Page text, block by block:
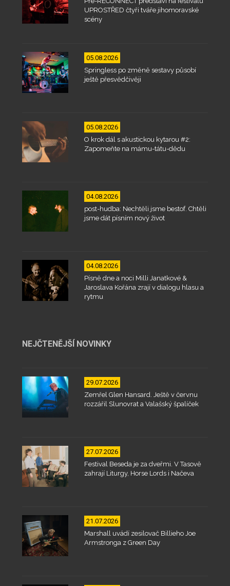
UPROSTŘED čtyři tváře jihomoravské
scény
05.08.2026
Springless po změně sestavy působí
ještě přesvědčivěji
05.08.2026
O krok dál s akustickou kytarou #2:
Zapomeňte na mámu-tátu-dědu
04.08.2026
post-hudba: Nechtěli jsme bestof. Chtěli
jsme dát písním nový život
04.08.2026
Písně dne a noci Milli Janatkové &
Jaroslava Kořána zrají v dialogu hlasu a
rytmu
NEJČTENĚJŠÍ NOVINKY
29.07.2026
Zemřel Glen Hansard. Ještě v červnu
rozzářil Slunovrat a Valašský špalíček
27.07.2026
Festival Beseda je za dveřmi. V Tasově
zahrají Liturgy, Horse Lords i Načeva
21.07.2026
Marshall uvádí zesilovač Billieho Joe
Armstronga z Green Day